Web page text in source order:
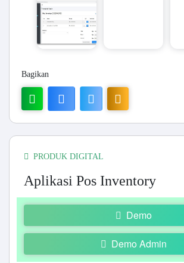
Bagikan
PRODUK DIGITAL
Aplikasi Pos Inventory
Demo
Demo Admin